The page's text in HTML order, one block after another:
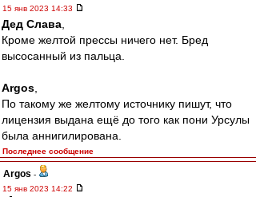
15 янв 2023 14:33
Дед Слава
Кроме желтой прессы ничего нет. Бред
высосанный из пальца.
Argos
По такому же желтому источнику пишут, что
лицензия выдана ещё до того как пони Урсулы
была аннигилирована.
Последнее сообщение
Argos -
15 янв 2023 14:22